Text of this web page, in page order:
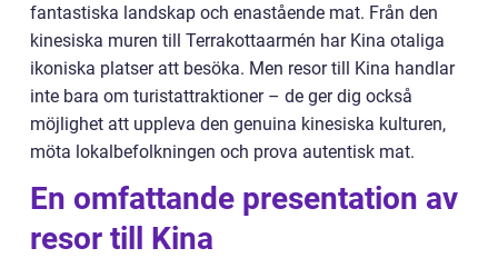
fantastiska landskap och enastående mat. Från den
kinesiska muren till Terrakottaarmén har Kina otaliga
ikoniska platser att besöka. Men resor till Kina handlar
inte bara om turistattraktioner – de ger dig också
möjlighet att uppleva den genuina kinesiska kulturen,
möta lokalbefolkningen och prova autentisk mat.
En omfattande presentation av
resor till Kina